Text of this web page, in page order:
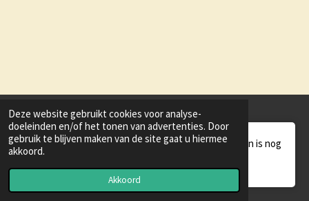
Deze website gebruikt cookies voor analyse-
doeleinden en/of het tonen van advertenties. Door
gebruik te blijven maken van de site gaat u hiermee
akkoord.
Akkoord
© 2021 - 2026 KBO-PCOB HENGELO
Deze website staat in de preview modus en is nog